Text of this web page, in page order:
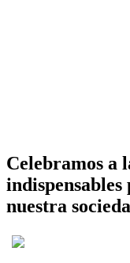
Celebramos a
nuestra